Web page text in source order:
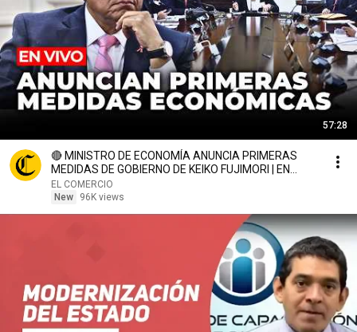
57:28
🔴 MINISTRO DE ECONOMÍA ANUNCIA PRIMERAS
MEDIDAS DE GOBIERNO DE KEIKO FUJIMORI | EN
VIVO| El Comercio
EL COMERCIO
New
96K views